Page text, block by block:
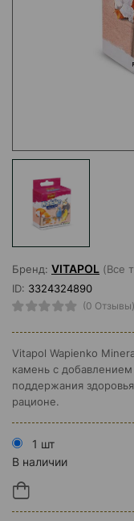
Бренд: VITAPOL (Все
ID: 3324324890
(0 Отзывы)
Vitapol Wapienko
камень с
поддержания
рационе.
1 шт
В наличии